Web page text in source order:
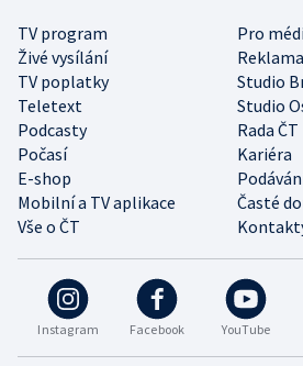
Instagram Facebook YouTube
TV program
Pro
Živé vysílání
Reklama
TV poplatky
Studio
Teletext
Studio
Podcasty
Rada ČT
Počasí
Kariéra
E-shop
Mobilní a TV aplikace
Časté
Vše o ČT